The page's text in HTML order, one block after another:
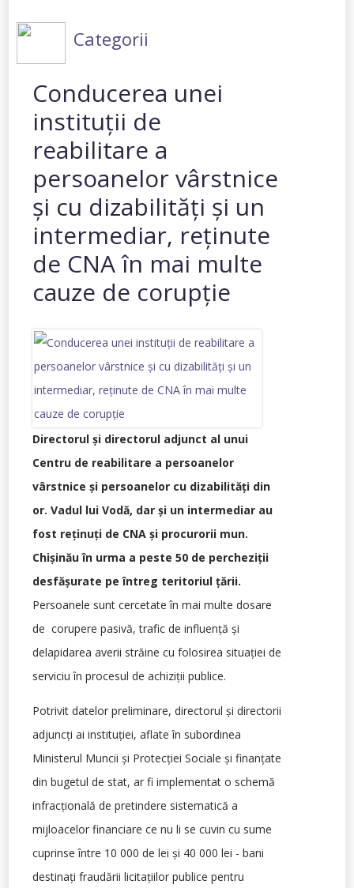
Categorii
Conducerea unei
instituții de
reabilitare a
persoanelor vârstnice
şi cu dizabilităţi și un
intermediar, reținute
de CNA în mai multe
cauze de corupție
Directorul și directorul adjunct al unui
Centru de reabilitare a persoanelor
vârstnice şi persoanelor cu dizabilităţi din
or. Vadul lui Vodă, dar și un intermediar au
fost reținuți de CNA și procurorii mun.
Chișinău în urma a peste 50 de percheziții
desfășurate pe întreg teritoriul țării.
Persoanele sunt cercetate în mai multe dosare
de corupere pasivă, trafic de influență și
delapidarea averii străine cu folosirea situației de
serviciu în procesul de achiziții publice.
Potrivit datelor preliminare, directorul și directorii
adjuncți ai instituției, aflate în subordinea
Ministerul Muncii și Protecției Sociale și finanțate
din bugetul de stat, ar fi implementat o schemă
infracțională de pretindere sistematică a
mijloacelor financiare ce nu li se cuvin cu sume
cuprinse între 10 000 de lei și 40 000 lei - bani
destinați fraudării licitațiilor publice pentru